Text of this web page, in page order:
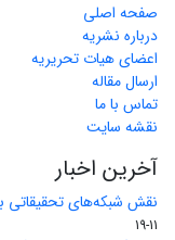
صفحه اصلی
درباره نشریه
اعضای هیات تحریریه
ارسال مقاله
تماس با ما
نقشه سایت
آخرین اخبار
نقش شبکه‌های تحقیقاتی
11-19